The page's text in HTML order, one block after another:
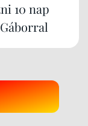
10 nap